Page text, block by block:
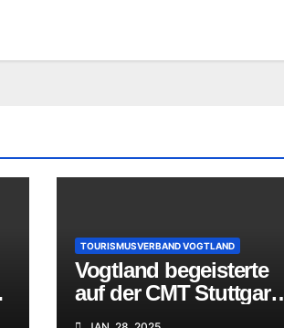
TOURISMUSVERBAND VOGTLAND
Vogtland begeisterte
auf der CMT Stuttgart: